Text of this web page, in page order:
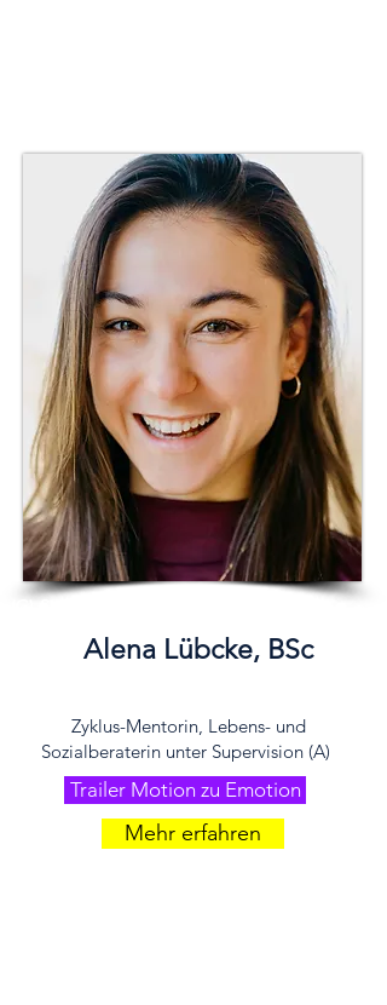
Alena Lübcke, BSc
Zyklus-Mentorin, Lebens- und
Sozialberaterin unter Supervision (A) ​
Trailer Motion zu Emotion
Mehr erfahren